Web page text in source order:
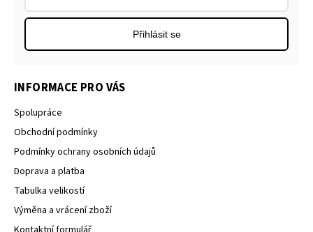
INFORMACE PRO VÁS
Spolupráce
Obchodní podmínky
Podmínky ochrany osobních údajů
Doprava a platba
Tabulka velikostí
Výměna a vrácení zboží
Přihlásit se